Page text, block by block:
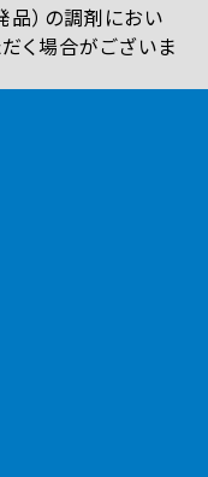
）の調剤におい
く場合がございま